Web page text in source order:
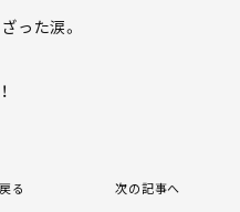
った涙。
る 次の記事へ